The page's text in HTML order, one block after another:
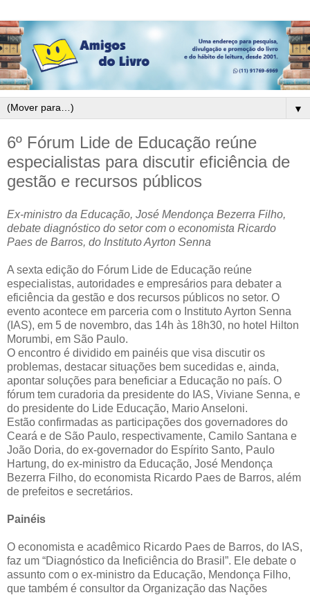
▼
6º Fórum Lide de Educação reúne
especialistas para discutir eficiência de
gestão e recursos públicos
Ex-ministro da Educação, José Mendonça Bezerra Filho,
debate diagnóstico do setor com o economista Ricardo
Paes de Barros, do Instituto Ayrton Senna
A sexta edição do Fórum Lide de Educação reúne
especialistas, autoridades e empresários para debater a
eficiência da gestão e dos recursos públicos no setor. O
evento acontece em parceria com o Instituto Ayrton Senna
(IAS), em 5 de novembro, das 14h às 18h30, no hotel Hilton
Morumbi, em São Paulo.
O encontro é dividido em painéis que visa discutir os
problemas, destacar situações bem sucedidas e, ainda,
apontar soluções para beneficiar a Educação no país. O
fórum tem curadoria da presidente do IAS, Viviane Senna, e
do presidente do Lide Educação, Mario Anseloni.
Estão confirmadas as participações dos governadores do
Ceará e de São Paulo, respectivamente, Camilo Santana e
João Doria, do ex-governador do Espírito Santo, Paulo
Hartung, do ex-ministro da Educação, José Mendonça
Bezerra Filho, do economista Ricardo Paes de Barros, além
de prefeitos e secretários.
Painéis
O economista e acadêmico Ricardo Paes de Barros, do IAS,
faz um “Diagnóstico da Ineficiência do Brasil”. Ele debate o
assunto com o ex-ministro da Educação, Mendonça Filho,
que também é consultor da Organização das Nações